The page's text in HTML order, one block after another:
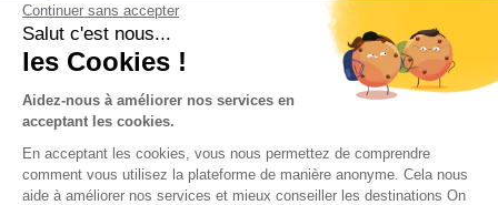
Conditions of use
Our partners
Continuer sans accepter
Salut c'est nous...
les Cookies !
Aidez-nous à améliorer nos services en
acceptant les cookies.
En acceptant les cookies, vous nous permettez de comprendre
comment vous utilisez la plateforme de manière anonyme. Cela nous
aide à améliorer nos services et mieux conseiller les destinations On